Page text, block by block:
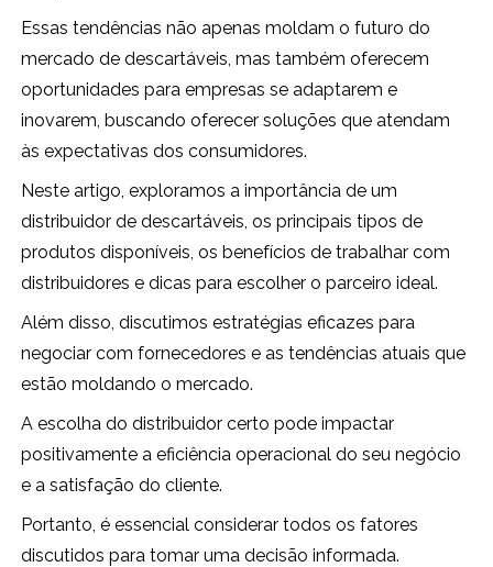
Essas tendências não apenas moldam o futuro do
mercado de descartáveis, mas também oferecem
oportunidades para empresas se adaptarem e
inovarem, buscando oferecer soluções que atendam
às expectativas dos consumidores.
Neste artigo, exploramos a importância de um
distribuidor de descartáveis, os principais tipos de
produtos disponíveis, os benefícios de trabalhar com
distribuidores e dicas para escolher o parceiro ideal.
Além disso, discutimos estratégias eficazes para
negociar com fornecedores e as tendências atuais que
estão moldando o mercado.
A escolha do distribuidor certo pode impactar
positivamente a eficiência operacional do seu negócio
e a satisfação do cliente.
Portanto, é essencial considerar todos os fatores
discutidos para tomar uma decisão informada.